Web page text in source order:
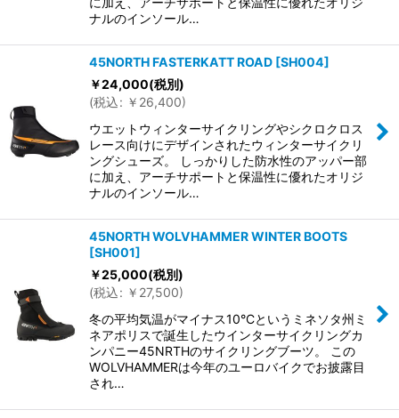
ナルのインソール…
45NORTH FASTERKATT ROAD [SH004]
￥24,000(税別)
(税込: ￥ 26,400)
ウエットウィンターサイクリングやシクロクロス
レース向けにデザインされたウィンターサイクリ
ングシューズ。 しっかりした防水性のアッパー部
に加え、アーチサポートと保温性に優れたオリジ
ナルのインソール…
45NORTH WOLVHAMMER WINTER BOOTS
[SH001]
￥25,000(税別)
(税込: ￥ 27,500)
冬の平均気温がマイナス10°Cというミネソタ州ミ
ネアポリスで誕生したウインターサイクリングカ
ンパニー45NRTHのサイクリングブーツ。 この
WOLVHAMMERは今年のユーロバイクでお披露目
され…